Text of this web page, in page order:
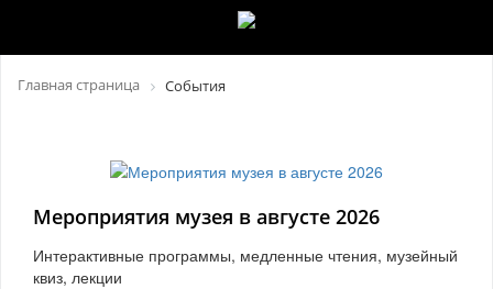
Главная страница События
Мероприятия музея в августе 2026
Интерактивные программы, медленные чтения, музейный
квиз, лекции